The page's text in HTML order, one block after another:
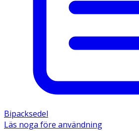
Bipacksedel
Läs noga före användning